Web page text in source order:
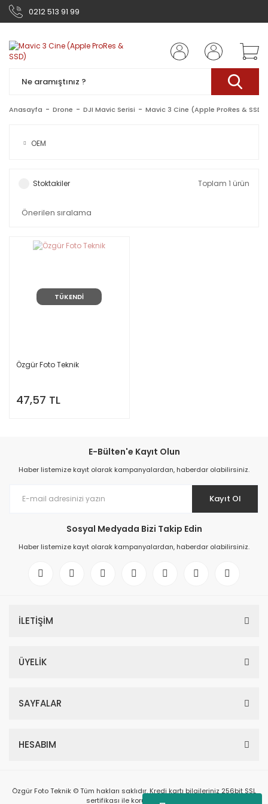
0212 513 91 99
Anasayfa Drone DJI Mavic Serisi Mavic 3 Cine (Apple ProRes & SSD)
OEM
Stoktakiler Toplam 1 ürün
TÜKENDİ
Özgür Foto Teknik
47,57 TL
E-Bülten'e Kayıt Olun
Haber listemize kayıt olarak kampanyalardan, haberdar olabilirsiniz.
Kayıt Ol
Sosyal Medyada Bizi Takip Edin
Haber listemize kayıt olarak kampanyalardan, haberdar olabilirsiniz.
İLETİŞİM
ÜYELİK
SAYFALAR
HESABIM
Özgür Foto Teknik © Tüm hakları saklıdır. Kredi kartı bilgileriniz 256bit SSL
sertifikası ile korunmaktadır.